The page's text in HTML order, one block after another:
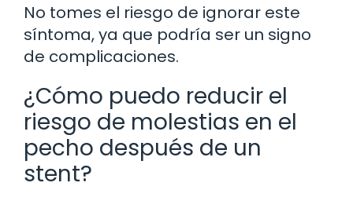
No tomes el riesgo de ignorar este
síntoma, ya que podría ser un signo
de complicaciones.
¿Cómo puedo reducir el
riesgo de molestias en el
pecho después de un
stent?